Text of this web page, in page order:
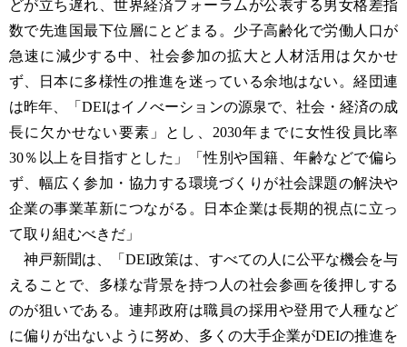
どが立ち遅れ、世界経済フォーラムが公表する男女格差指
数で先進国最下位層にとどまる。少子高齢化で労働人口が
急速に減少する中、社会参加の拡大と人材活用は欠かせ
ず、日本に多様性の推進を迷っている余地はない。経団連
は昨年、「DEIはイノべーションの源泉で、社会・経済の成
長に欠かせない要素」とし、2030年までに女性役員比率
30％以上を目指すとした」「性別や国籍、年齢などで偏ら
ず、幅広く参加・協力する環境づくりが社会課題の解決や
企業の事業革新につながる。日本企業は長期的視点に立っ
て取り組むべきだ」
神戸新聞は、「DEI政策は、すべての人に公平な機会を与
えることで、多様な背景を持つ人の社会参画を後押しする
のが狙いである。連邦政府は職員の採用や登用で人種など
に偏りが出ないように努め、多くの大手企業がDEIの推進を